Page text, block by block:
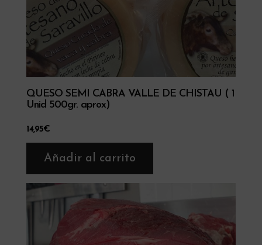
QUESO SEMI CABRA VALLE DE CHISTAU ( 1
Unid 500gr. aprox)
14,95€
Añadir al carrito